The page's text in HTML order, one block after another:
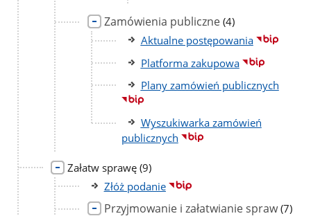
Zamówienia publiczne liczba
podstron
(4)
Aktualne postępowania
Platforma zakupowa
Plany zamówień publicznych
Wyszukiwarka zamówień
publicznych
Załatw sprawę liczba
podstron
(9)
Złóż podanie
Przyjmowanie i załatwianie spraw liczba
(7)